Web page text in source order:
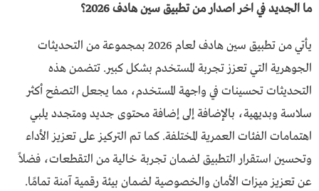
ما الجديد في اخر اصدار من تطبيق سين هادف 2026؟
يأتي من تطبيق سين هادف لعام 2026 بمجموعة من التحديثات
الجوهرية التي تعزز تجربة المستخدم بشكل كبير. تتضمن هذه
التحديثات تحسينات في واجهة المستخدم، مما يجعل التصفح أكثر
سلاسة وبديهية، بالإضافة إلى إضافة محتوى جديد ومتجدد يلبي
اهتمامات الفئات العمرية المختلفة. كما تم التركيز على تعزيز الأداء
وتحسين استقرار التطبيق لضمان تجربة خالية من التقطعات، فضلاً
عن تعزيز ميزات الأمان والخصوصية لضمان بيئة رقمية آمنة تمامًا.